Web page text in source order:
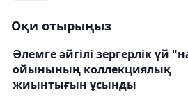
Оқи отырыңыз
Әлемге әйгілі зергерлік үй
ойынының коллекциялық
жиынтығын ұсынды